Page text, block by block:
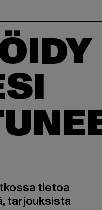
tietoa
tarjouksista